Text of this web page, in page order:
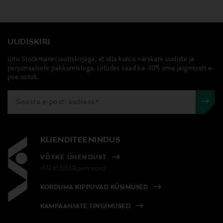
UUDISKIRI
Liitu Stockmanni uudiskirjaga, et olla kursis värskete uudiste ja
personaalsete pakkumistega. Liitudes saad ka -10% oma järgmiselt e-
poe ostult.
KLIENDITEENINDUS
VÕTKE ÜHENDUST
+372 6339539(pvm/mpm)
KORDUMA KIPPUVAD KÜSIMUSED
KAMPAANIATE TINGIMUSED